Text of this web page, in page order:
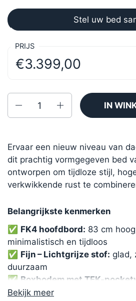
Stel uw bed
PRIJS
€3.399,00
IN
Bekijk meer
Ervaar een nieuw niveau van
dit prachtig vormgegeven bed
ontworpen om tijdloze stijl,
verkwikkende rust te
Belangrijkste kenmerken
✅ FK4 hoofdbord: 83 cm
minimalistisch en tijdloos
✅ Fijn – Lichtgrijze stof: glad,
duurzaam
✅ Boxbodem met TFK-
ondersteuning vanuit de